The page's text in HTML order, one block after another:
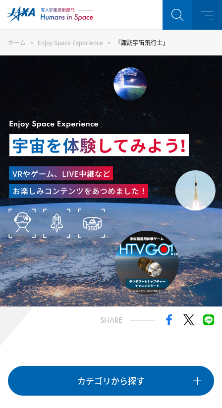
ホーム Enjoy Space Experience 「諏訪宇宙飛行士」
Enjoy Space Experience 「諏
SHARE
カテゴリから探す
注目キーワード
きぼうミッション 国際宇宙探査
油井宇宙飛行士 諏訪宇宙飛行士 HTV-X
種類
EVENT LIVE VR
LEARNING